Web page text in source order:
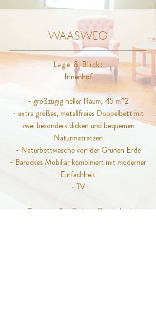
WAASWEG
Lage & Blick:
Innenhof
- großzügig heller Raum, 45 m^2
- extra großes, metallfreies Doppelbett mit
zwei besonders dicken und bequemen
Naturmatratzen
- Naturbettwäsche von der Grünen Erde
- Barockes Mobiliar kombiniert mit moderner
Einfachheit
- TV
- offenes, großes Bad mit Regendusche